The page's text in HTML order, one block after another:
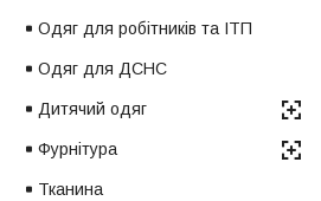
Одяг для робітників та ІТП
Одяг для ДСНС
Дитячий одяг
Фурнітура
Тканина